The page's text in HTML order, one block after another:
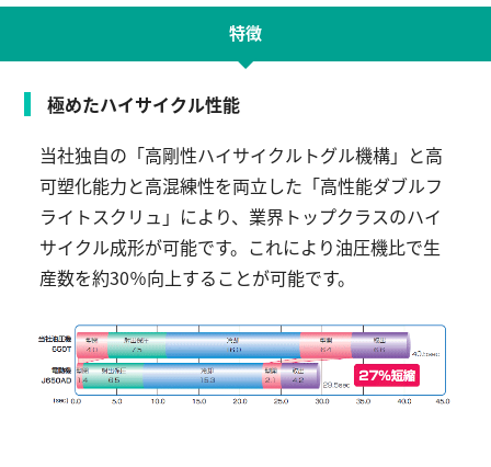
特徴
極めたハイサイクル性能
当社独自の「高剛性ハイサイクルトグル機構」と高
可塑化能力と高混練性を両立した「高性能ダブルフ
ライトスクリュ」により、業界トップクラスのハイ
サイクル成形が可能です。これにより油圧機比で生
産数を約30％向上することが可能です。